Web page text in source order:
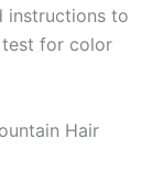
instructions to
test for color
Hair